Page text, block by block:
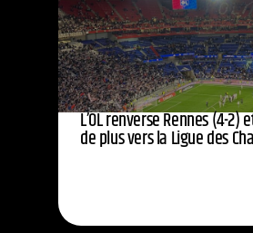
L’OL renverse Rennes (4-2)
de plus vers la Ligue des